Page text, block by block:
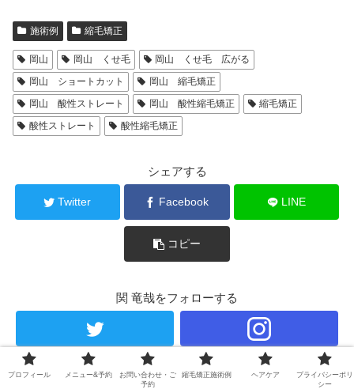
施術例 縮毛矯正
岡山 岡山 くせ毛
岡山 くせ毛 広がる
岡山 ショートカット
岡山 縮毛矯正
岡山 酸性ストレート
岡山 酸性縮毛矯正
縮毛矯正
酸性ストレート
酸性縮毛矯正
シェアする
Twitter Facebook LINE
コピー
関 竜哉をフォローする
関 竜哉
プロフィール メニュー&予約
お問い合わせ・ご
予約
縮毛矯正施術例 ヘアケア
プライバシーポリ
シー